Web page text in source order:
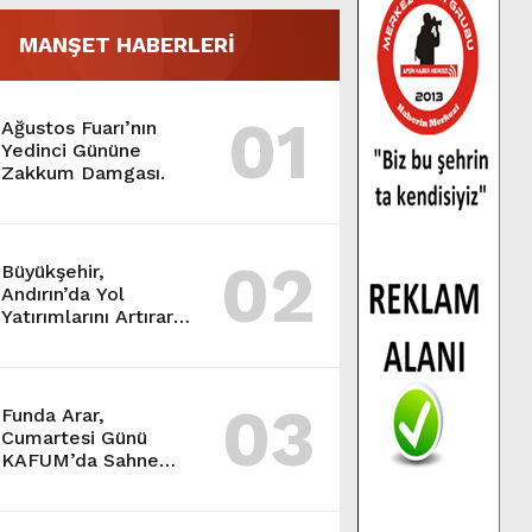
MANŞET HABERLERİ
Ağustos Fuarı’nın
Yedinci Gününe
Zakkum Damgası.
01
Büyükşehir,
Andırın’da Yol
Yatırımlarını Artırarak
02
Funda Arar,
Cumartesi Günü
KAFUM’da Sahne
03